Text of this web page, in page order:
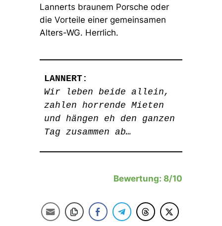
Lannerts braunem Porsche oder
die Vorteile einer gemeinsamen
Alters-WG. Herrlich.
LANNERT:
Wir leben beide allein,
zahlen horrende Mieten
und hängen eh den ganzen
Tag zusammen ab…
Bewertung: 8/10